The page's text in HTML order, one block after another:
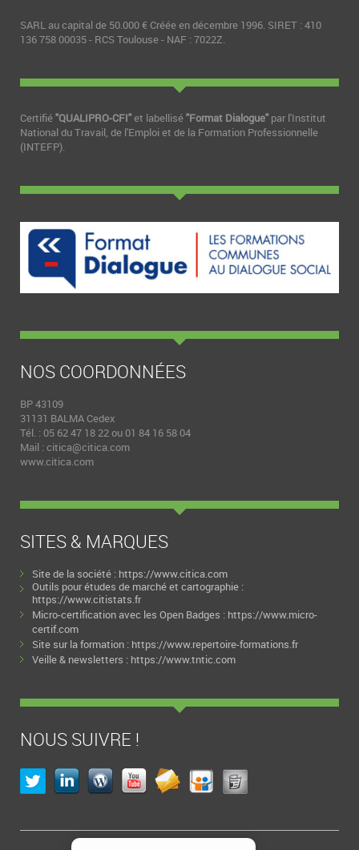
SARL au capital de 50.000 € Créée en décembre 1996. SIRET : 410
136 758 00035 - RCS Toulouse - NAF : 7022Z.
Certifié"QUALIPRO-CFI"et labellisé"Format Dialogue" par l'Institut
National du Travail, de l'Emploi et de la Formation Professionnelle
(INTEFP).
NOS COORDONNÉES
BP 43109
31131 BALMA Cedex
Tél. : 05 62 47 18 22 ou 01 84 16 58 04
Mail : citica@citica.com
www.citica.com
SITES & MARQUES
Site de la société : https://www.citica.com
Outils pour études de marché et cartographie :
https://www.citistats.fr
Micro-certification avec les Open Badges : https://www.micro-
certif.com
Site sur la formation : https://www.repertoire-formations.fr
Veille & newsletters : https://www.tntic.com
NOUS SUIVRE !